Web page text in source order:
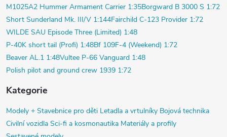
M1025A2 Hummer Armament Carrier 1:35Borgward B 3000 S 1:72
Short Sunderland Mk. III/V 1:144Fairchild C-123 Provider 1:72
WILDE SAU Episode Three (Limited) 1:48
P-40K short tail (Profi) 1:48Bf 109F-4 (Weekend) 1:72
Beaver AL.1 1:48Vultee P-66 Vanguard 1:48
Polish pilot and ground crew 1939 1:72
Kategorie
Modely + Stavebnice pro děti Letadla a vrtulníky Bojová technika
Civilní vozidla Sci-fi a kosmonautika Materiály a profily